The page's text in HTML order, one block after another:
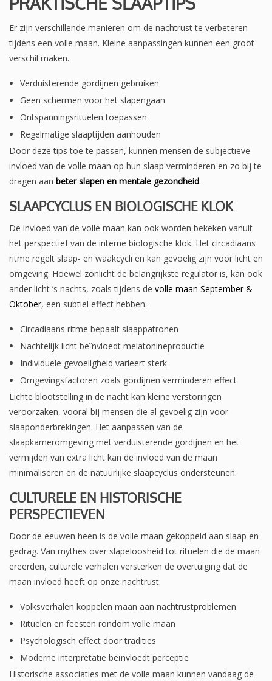
Er zijn verschillende manieren om de nachtrust te verbeteren
tijdens een volle maan. Kleine aanpassingen kunnen een groot
verschil maken.
Verduisterende gordijnen gebruiken
Geen schermen voor het slapengaan
Ontspanningsrituelen toepassen
Regelmatige slaaptijden aanhouden
Door deze tips toe te passen, kunnen mensen de subjectieve
invloed van de volle maan op hun slaap verminderen en zo bij te
dragen aan beter slapen en mentale gezondheid.
SLAAPCYCLUS EN BIOLOGISCHE KLOK
De invloed van de volle maan kan ook worden bekeken vanuit
het perspectief van de interne biologische klok. Het circadiaans
ritme regelt slaap- en waakcycli en kan gevoelig zijn voor licht en
omgeving. Hoewel zonlicht de belangrijkste regulator is, kan ook
ander licht ’s nachts, zoals tijdens de volle maan September &
Oktober, een subtiel effect hebben.
Circadiaans ritme bepaalt slaappatronen
Nachtelijk licht beïnvloedt melatonineproductie
Individuele gevoeligheid varieert sterk
Omgevingsfactoren zoals gordijnen verminderen effect
Lichte blootstelling in de nacht kan kleine verstoringen
veroorzaken, vooral bij mensen die al gevoelig zijn voor
slaaponderbrekingen. Het aanpassen van de
slaapkameromgeving met verduisterende gordijnen en het
vermijden van extra licht kan de invloed van de maan
minimaliseren en de natuurlijke slaapcyclus ondersteunen.
CULTURELE EN HISTORISCHE
PERSPECTIEVEN
Door de eeuwen heen is de volle maan gekoppeld aan slaap en
gedrag. Van mythes over slapeloosheid tot rituelen die de maan
ereerden, culturele verhalen versterken de overtuiging dat de
maan invloed heeft op onze nachtrust.
Volksverhalen koppelen maan aan nachtrustproblemen
Rituelen en feesten rondom volle maan
Psychologisch effect door tradities
Moderne interpretatie beïnvloedt perceptie
Historische associaties met de volle maan kunnen vandaag de